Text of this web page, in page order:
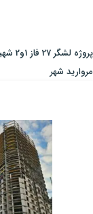
مروارید شهر